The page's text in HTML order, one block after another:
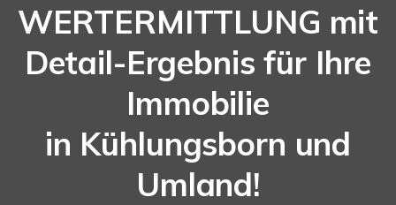
WERTERMITTLUNG mit
Detail-Ergebnis für Ihre
Immobilie
in Kühlungsborn und
Umland!